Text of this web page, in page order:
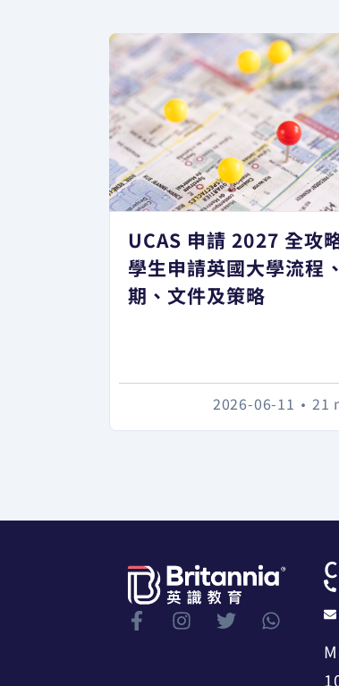
UCAS 申請 2027 全攻
學生申請英國大學流程
期、文件及策略
21
•
2026-06-11